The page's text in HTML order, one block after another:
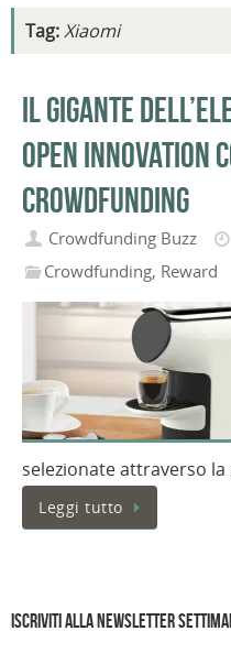
Tag:Xiaomi
Il gigante
open innovation
crowdfunding
Crowdfunding Buzz
Crowdfunding, Reward
selezionate attraverso
Leggi tutto
Iscriviti alla Newsletter